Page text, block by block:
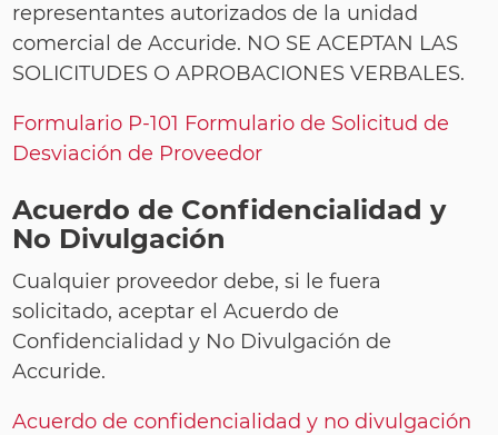
representantes autorizados de la unidad
comercial de Accuride. NO SE ACEPTAN LAS
SOLICITUDES O APROBACIONES VERBALES.
Formulario P-101 Formulario de Solicitud de
Desviación de Proveedor
Acuerdo de Confidencialidad y
No Divulgación
Cualquier proveedor debe, si le fuera
solicitado, aceptar el Acuerdo de
Confidencialidad y No Divulgación de
Accuride.
Acuerdo de confidencialidad y no divulgación